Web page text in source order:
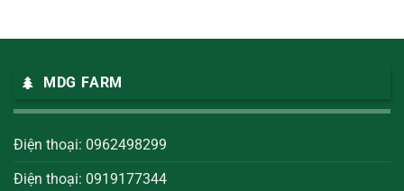
MDG FARM
Điện thoại: 0962498299
Điện thoại: 0919177344